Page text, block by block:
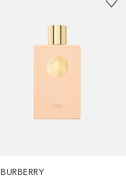
BURBERRY